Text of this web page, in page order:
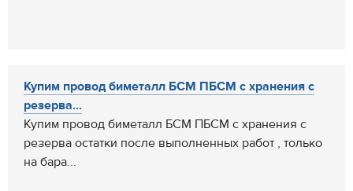
Купим провод биметалл БСМ ПБСМ с хранения с
резерва...
Купим провод биметалл БСМ ПБСМ с хранения с
резерва остатки после выполненных работ , только
на бара...